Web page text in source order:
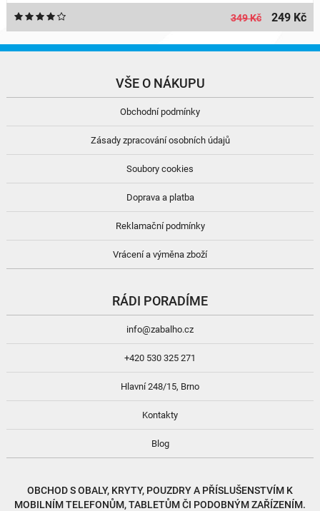
349 Kč 249 Kč
VŠE O NÁKUPU
Obchodní podmínky
Zásady zpracování osobních údajů
Soubory cookies
Doprava a platba
Reklamační podmínky
Vrácení a výměna zboží
RÁDI PORADÍME
info@zabalho.cz
+420 530 325 271
Hlavní 248/15, Brno
Kontakty
Blog
OBCHOD SOBALY, KRYTY, POUZDRYA PŘÍSLUŠENSTVÍM K
MOBILNÍM TELEFONŮM, TABLETŮM ČI PODOBNÝM ZAŘÍZENÍM.